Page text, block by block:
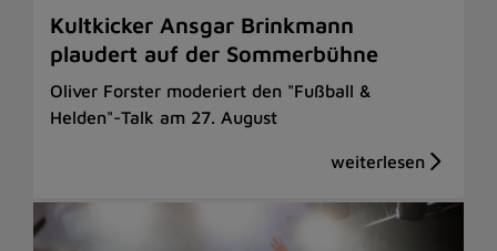
Kultkicker Ansgar Brinkmann
plaudert auf der Sommerbühne
Oliver Forster moderiert den "Fußball &
Helden"-Talk am 27. August